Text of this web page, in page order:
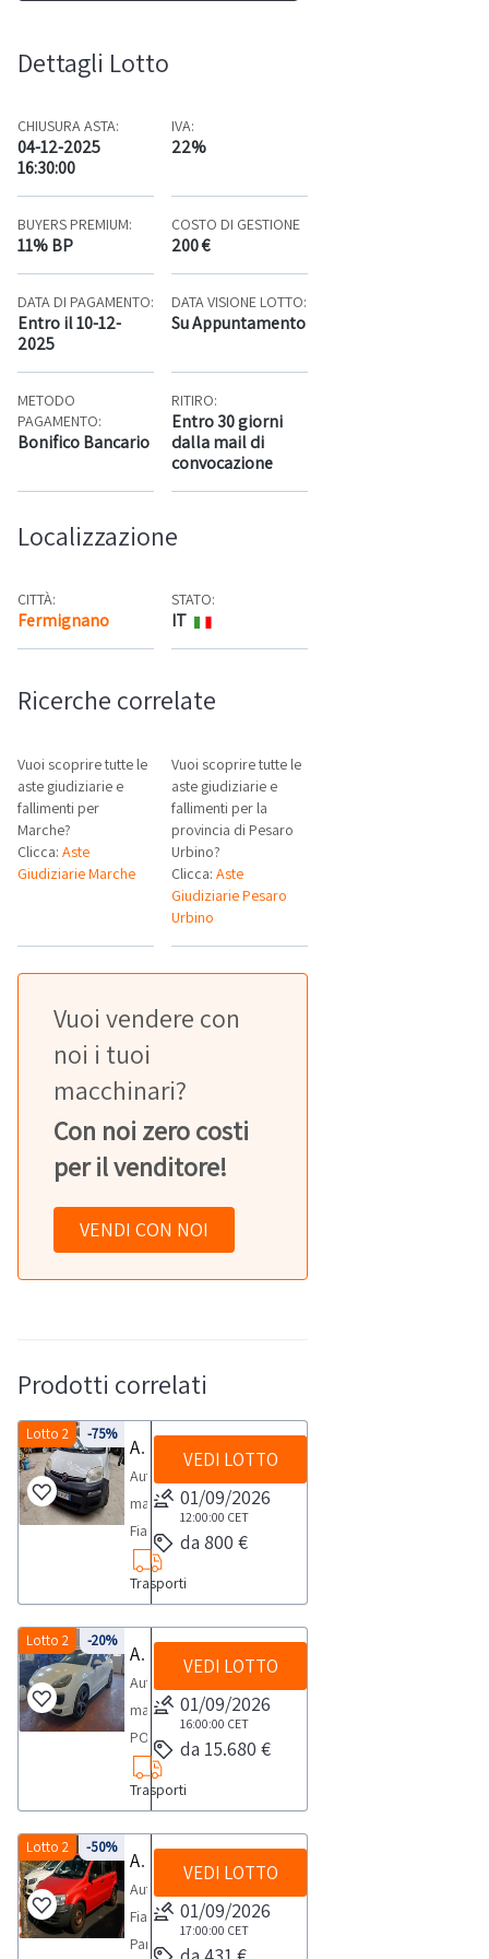
Dettagli Lotto
CHIUSURA ASTA:
04-12-2025
16:30:00
IVA:
22%
BUYERS PREMIUM:
11% BP
COSTO DI GESTIONE
200 €
DATA DI PAGAMENTO:
Entro il 10-12-
2025
DATA VISIONE LOTTO:
Su Appuntamento
METODO
PAGAMENTO:
Bonifico Bancario
RITIRO:
Entro 30 giorni
dalla mail di
convocazione
Localizzazione
CITTÀ:
Fermignano Mappa
STATO:
IT
Ricerche correlate
Vuoi scoprire tutte le
aste giudiziarie e
fallimenti per
Marche?
Clicca: Aste
Giudiziarie Marche
Vuoi scoprire tutte le
aste giudiziarie e
fallimenti per la
provincia di Pesaro
Urbino?
Clicca:Aste
Giudiziarie Pesaro
Urbino
Vuoi vendere con
noi i tuoi
macchinari?
Con noi zero costi
per il venditore!
VENDI CON NOI
Prodotti correlati
-75%
Lotto 2
Automobile Fiat Panda
Automobile
marca
Fiat,
modello
Panda
targa
ES735TV,
-
anno
2013,
-
55,00
,-
cc1248,-
alimentazione
gasolio,-
Trasporti
VEDI LOTTO
01/09/2026
12:00:00 CET
da 800 €
-20%
Lotto 2
Autovettura Porsche
Autovettura
marca
PORSCHE
modello
4.134,
-
targata
FA364PP,
Trasporti
VEDI LOTTO
01/09/2026
16:00:00 CET
da 15.680 €
-50%
Lotto 2
Autovettura Fiat Panda
Autovettura
Fiat
Panda
VEDI LOTTO
01/09/2026
17:00:00 CET